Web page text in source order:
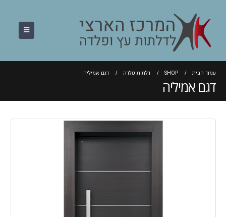
עמוד הבית SHOP דלתות פלדה דגם אמיליה
דגם אמיליה